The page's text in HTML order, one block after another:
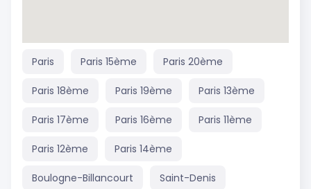
Paris Paris 15ème Paris 20ème
Paris 18ème Paris 19ème Paris 13ème
Paris 17ème Paris 16ème Paris 11ème
Paris 12ème Paris 14ème
Boulogne-Billancourt Saint-Denis